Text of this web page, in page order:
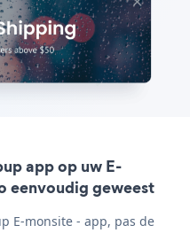
app op uw E-
eenvoudig geweest
E-monsite - app, pas de